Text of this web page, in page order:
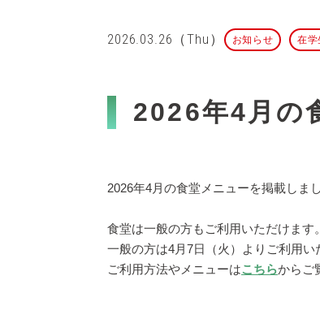
2026.03.26（Thu） お知らせ 在学
2026年4月の
2026年4月の食堂メニューを掲載しまし
食堂は一般の方もご利用いただけます。
一般の方は4月7日（火）よりご利用い
ご利用方法やメニューはこちらからご